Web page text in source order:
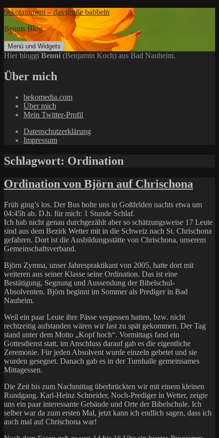
Zum
Inhalt
springen
bekotainment – das große babbeln
Bennis Blog
Menü und Widgets
Hier bloggt Benni (Benjamin Koch) aus Bad Nauheim.
Über mich
bekomedia.com
Über mich
Mein Twitter-Profil
Datenschutzerklärung
Impressum
Schlagwort: Ordination
Ordination von Björn auf Chrischona
Früh ging’s los. Der Bus holte uns in Goßfelden nachts etwa um
04:45h ab. D.h. für mich: 1 Stunde Schlaf.
Ich hab nicht genau durchgezählt aber so schätzungsweise 17 Leute
sind aus dem Bezirk Wetter mit in die Schweiz nach St. Chrischona
gefahren. Dort ist die Ausbildungsstätte von Chrischona, unserem
Gemeinschaftsverband.
Björn Zymna, unser Jahrespraktikant von 2005, hatte dort mit
weiteren aus seiner Klasse seine Ordination. Das ist eine
Bestätigung, Segnung und Aussendung der Bibelschul-
Absolventen. Björn beginnt im Sommer als Prediger in Bad
Nauheim.
Weil ein paar Leute ihre Pässe vergessen hatten, bzw. nicht
rechtzeitig aufstanden wären wir fast zu spät gekommen. Der Tag
stand unter dem Motto „Kopf hoch“. Vormittags fand ein
Gottesdienst statt, im Anschluss darauf gab es die eigentliche
Zeremonie. Für jeden Absolvent wurde einzeln gebetet und sie
wurden gesegnet. Danach gab es in der Turnhalle gemeinsames
Mittagessen.
Die Zeit bis zum Nachmittag überbrückten wir mit einem kleinen
Rundgang. Karl-Heinz Schneider, Noch-Prediger in Wetter, zeigte
uns ein paar interessante Gebäude und Orte der Bibelschule. Ich
selber war da zum ersten Mal, jetzt kann ich endlich sagen, dass ich
auch mal auf Chrischona war!